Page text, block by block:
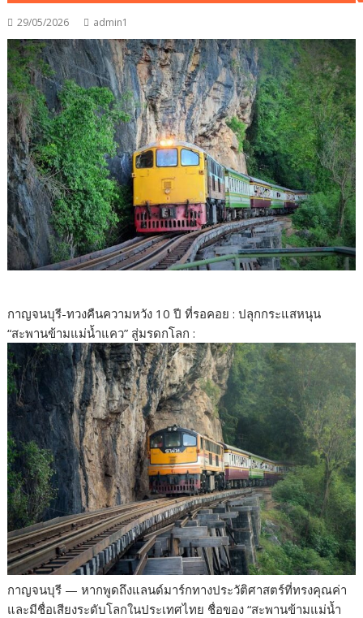
29/05/2026 admin1
กาญจนบุรี-ทวงคืนความหวัง 10 ปี ที่รอคอย : ปลุกกระแสหนุน
“สะพานข้ามแม่น้ำแคว” สู่มรดกโลก :
กาญจนบุรี — หากพูดถึงแลนด์มาร์กทางประวัติศาสตร์ที่ทรงคุณค่า
และมีชื่อเสียงระดับโลกในประเทศไทย ชื่อของ “สะพานข้ามแม่น้ำ